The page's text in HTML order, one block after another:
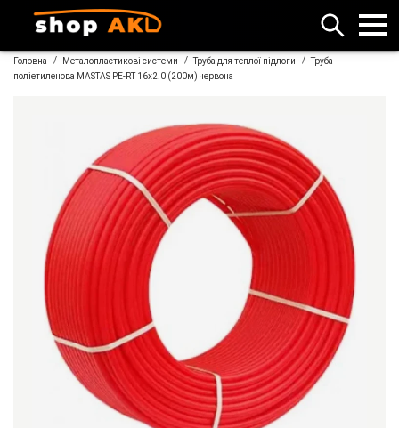
Головна / Металопластикові системи / Труба для теплої підлоги / Труба
поліетиленова MASTAS PE-RT 16x2.0 (200м) червона